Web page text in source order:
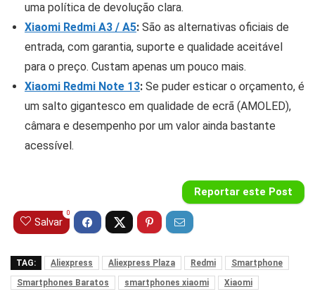
uma política de devolução clara.
Xiaomi Redmi A3 / A5: São as alternativas oficiais de
entrada, com garantia, suporte e qualidade aceitável
para o preço. Custam apenas um pouco mais.
Xiaomi Redmi Note 13: Se puder esticar o orçamento, é
um salto gigantesco em qualidade de ecrã (AMOLED),
câmara e desempenho por um valor ainda bastante
acessível.
Reportar este Post
Salvar
0
TAG: Aliexpress Aliexpress Plaza Redmi
Smartphone
Smartphones Baratos
smartphones xiaomi Xiaomi